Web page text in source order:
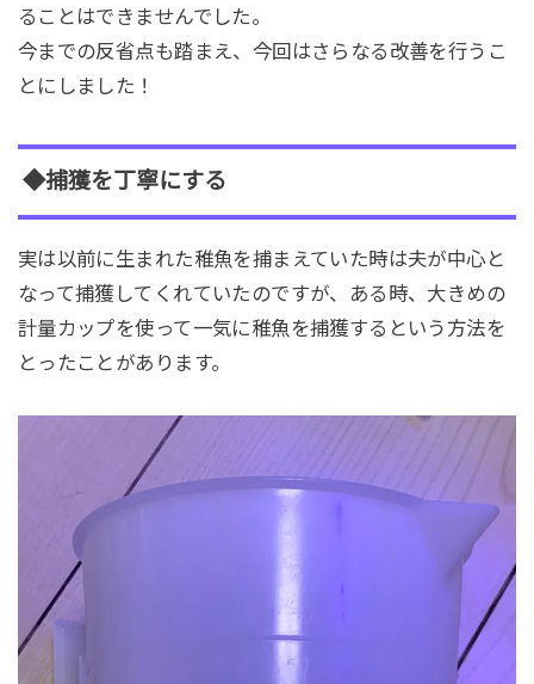
ることはできませんでした。
今までの反省点も踏まえ、今回はさらなる改善を行うこ
とにしました！
◆捕獲を丁寧にする
実は以前に生まれた稚魚を捕まえていた時は夫が中心と
なって捕獲してくれていたのですが、ある時、大きめの
計量カップを使って一気に稚魚を捕獲するという方法を
とったことがあります。